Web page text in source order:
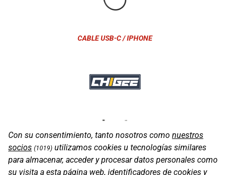
CABLE USB-C / IPHONE
Con su consentimiento, tanto nosotros como nuestros
socios (1019) utilizamos cookies u tecnologías similares
para almacenar, acceder y procesar datos personales como
su visita a esta página web, identificadores de cookies y